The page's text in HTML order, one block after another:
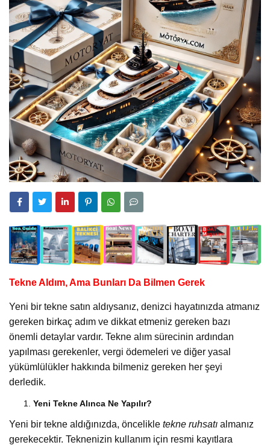
Tekne Aldım, Ama Bunları Da Bilmen Gerek
Yeni bir tekne satın aldıysanız, denizci hayatınızda atmanız
gereken birkaç adım ve dikkat etmeniz gereken bazı
önemli detaylar vardır. Tekne alım sürecinin ardından
yapılması gerekenler, vergi ödemeleri ve diğer yasal
yükümlülükler hakkında bilmeniz gereken her şeyi
derledik.
Yeni Tekne Alınca Ne Yapılır?
Yeni bir tekne aldığınızda, öncelikle tekne ruhsatı almanız
gerekecektir. Teknenizin kullanım için resmi kayıtlara